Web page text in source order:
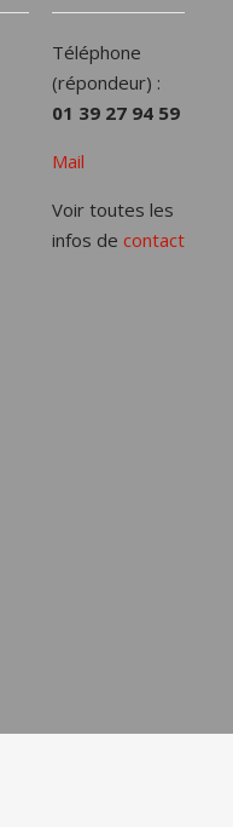
Téléphone
(répondeur) :
01 39 27 94 59
Mail
Voir toutes les
infos de contact